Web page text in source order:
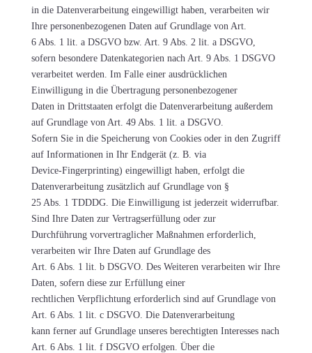
in die Datenverarbeitung eingewilligt haben, verarbeiten wir
Ihre personenbezogenen Daten auf Grundlage von Art.
6 Abs. 1 lit. a DSGVO bzw. Art. 9 Abs. 2 lit. a DSGVO,
sofern besondere Datenkategorien nach Art. 9 Abs. 1 DSGVO
verarbeitet werden. Im Falle einer ausdrücklichen
Einwilligung in die Übertragung personenbezogener
Daten in Drittstaaten erfolgt die Datenverarbeitung außerdem
auf Grundlage von Art. 49 Abs. 1 lit. a DSGVO.
Sofern Sie in die Speicherung von Cookies oder in den Zugriff
auf Informationen in Ihr Endgerät (z. B. via
Device-Fingerprinting) eingewilligt haben, erfolgt die
Datenverarbeitung zusätzlich auf Grundlage von §
25 Abs. 1 TDDDG. Die Einwilligung ist jederzeit widerrufbar.
Sind Ihre Daten zur Vertragserfüllung oder zur
Durchführung vorvertraglicher Maßnahmen erforderlich,
verarbeiten wir Ihre Daten auf Grundlage des
Art. 6 Abs. 1 lit. b DSGVO. Des Weiteren verarbeiten wir Ihre
Daten, sofern diese zur Erfüllung einer
rechtlichen Verpflichtung erforderlich sind auf Grundlage von
Art. 6 Abs. 1 lit. c DSGVO. Die Datenverarbeitung
kann ferner auf Grundlage unseres berechtigten Interesses nach
Art. 6 Abs. 1 lit. f DSGVO erfolgen. Über die